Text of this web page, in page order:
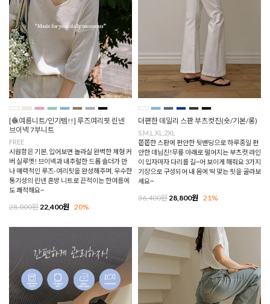
[🧶여름니트/인기템!!] 루즈여리핏 린넨
브이넥 7부니트
FREE
시원함은 기본, 입어보면 놀라실 완벽한 체형 커
버 실루엣! 브이넥과 내추럴한 드롭 숄더가 만
나 매력적인 루즈-여리핏을 완성해주며, 우수한
통기성의 린넨 혼방 니트로 끈적이는 한여름에
도 쾌적해요~
28,000원 22,400원 20%
더편한 데일리 스판 부츠컷진(숏/기본/롱)
S,M,L,XL,2XL
쫀쫀한 스판에 편안한 뒷밴딩으로 하루종일 편
안한 데님진!무릎 아래로 떨어지는 부츠컷 라인
이 입자마자 다리를 길~어 보이게 해줘요 3가지
기장으로 구성되어 내 몸에 딱 맞는 핏을 골라보
세요~
36,400원 28,800원 21%